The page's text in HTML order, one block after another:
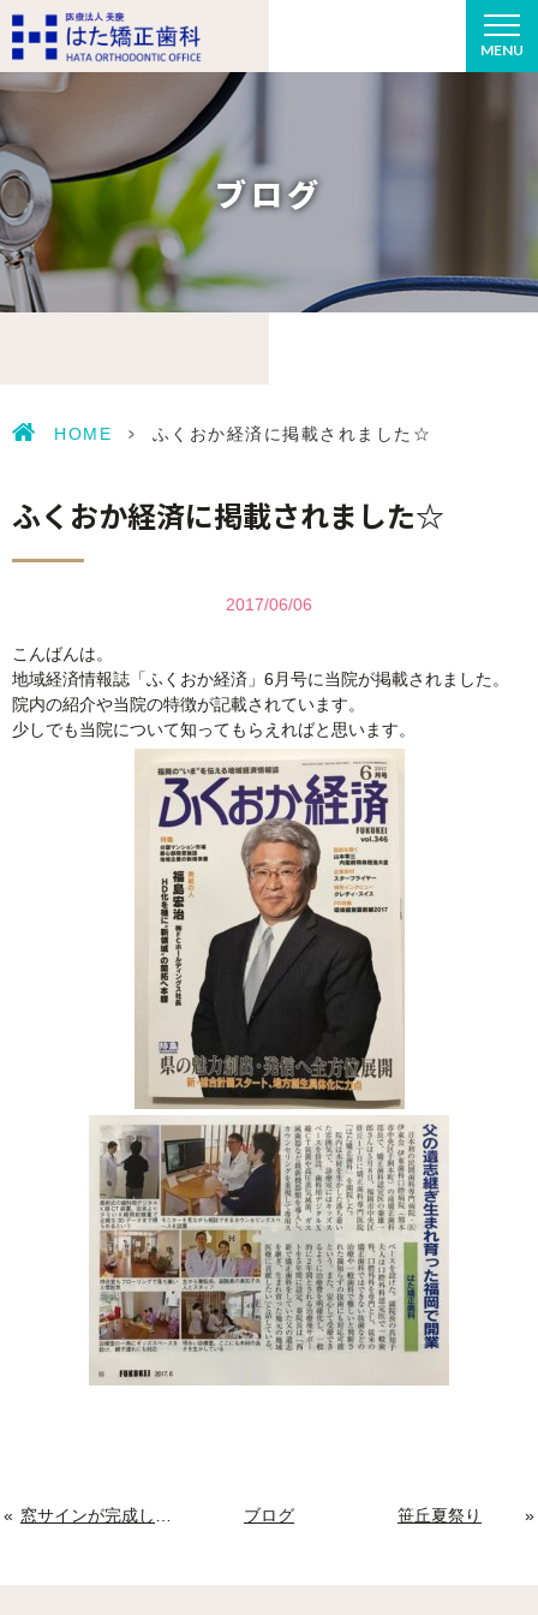
MENU
ブログ
HOME > ふくおか経済に掲載されました☆
ふくおか経済に掲載されました☆
2017/06/06
こんばんは。
地域経済情報誌「ふくおか経済」6月号に当院が掲載されました。
院内の紹介や当院の特徴が記載されています。
少しでも当院について知ってもらえればと思います。
ブログ 笹丘夏祭り